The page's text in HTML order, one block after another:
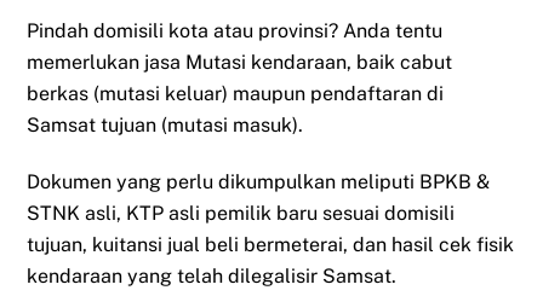
Pindah domisili kota atau provinsi? Anda tentu
memerlukan jasa Mutasi kendaraan, baik cabut
berkas (mutasi keluar) maupun pendaftaran di
Samsat tujuan (mutasi masuk).
Dokumen yang perlu dikumpulkan meliputi BPKB &
STNK asli, KTP asli pemilik baru sesuai domisili
tujuan, kuitansi jual beli bermeterai, dan hasil cek fisik
kendaraan yang telah dilegalisir Samsat.